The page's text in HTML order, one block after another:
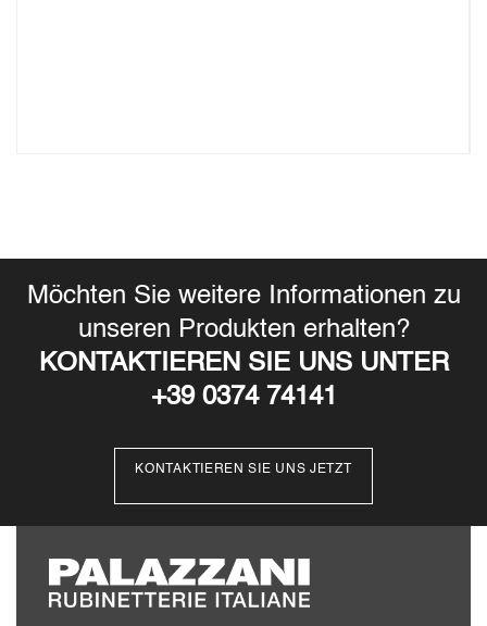
Möchten Sie weitere Informationen zu
unseren Produkten erhalten?
KONTAKTIEREN SIE UNS UNTER
+39 0374 74141
KONTAKTIEREN SIE UNS JETZT